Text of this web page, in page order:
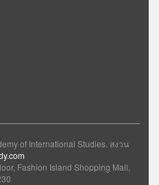
of International Studies. สงวน
Fashion Island Shopping Mall,